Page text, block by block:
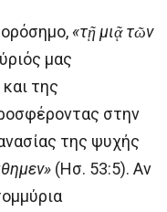
«τῇ μιᾷ τῶν
μας
της
στην
της ψυχής
(Ησ. 53:5). Αν